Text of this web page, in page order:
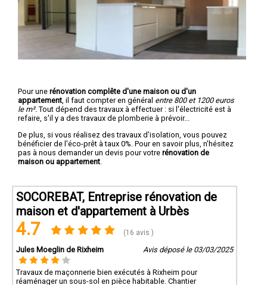
Pour une rénovation complête d'une maison ou d'un
appartement , il faut compter en général entre 800 et 1200 euros
le m². Tout dépend des travaux à effectuer : si l'électricité est à
refaire, s'il y a des travaux de plomberie à prévoir...
De plus, si vous réalisez des travaux d'isolation, vous pouvez
bénéficier de l'éco-prêt à taux 0%. Pour en savoir plus, n'hésitez
pas à nous demander un devis pour votre rénovation de
maison ou appartement
SOCOREBAT, Entreprise rénovation de
maison et d'appartement à Urbès
4.7 (16 avis )
Jules Moeglin de Rixheim Avis déposé le 03/03/2025
Travaux de maçonnerie bien exécutés à Rixheim pour
réaménager un sous-sol en pièce habitable. Chantier